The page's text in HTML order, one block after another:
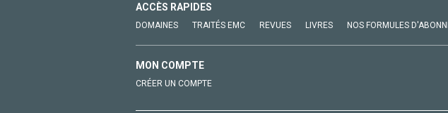
ACCÈS RAPIDES
DOMAINES TRAITÉS EMC REVUES LIVRES NOS FORMULES
MON COMPTE
CRÉER UN COMPTE